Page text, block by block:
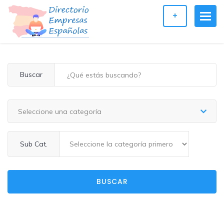
+
Buscar
Seleccione una categoría
Sub Cat.
BUSCAR